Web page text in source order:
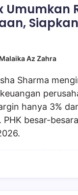
Umumkan
Az Zahra
Sharma
hanya 3%
PHK besar-